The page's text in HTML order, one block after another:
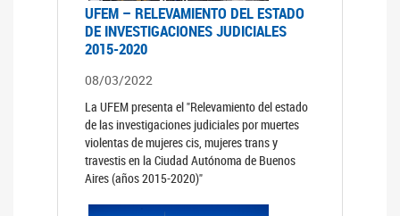
UFEM – RELEVAMIENTO DEL ESTADO
DE INVESTIGACIONES JUDICIALES
2015-2020
08/03/2022
La UFEM presenta el "Relevamiento del estado
de las investigaciones judiciales por muertes
violentas de mujeres cis, mujeres trans y
travestis en la Ciudad Autónoma de Buenos
Aires (años 2015-2020)"